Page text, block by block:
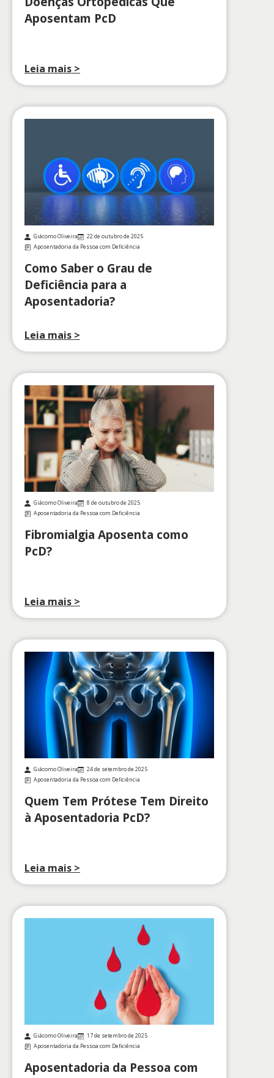
Aposentam PcD
Leia mais >
Giácomo Oliveira
22 de outubro de 2025
Aposentadoria da Pessoa com Deficiência
Como Saber o Grau de
Deficiência para a
Aposentadoria?
Leia mais >
Giácomo Oliveira
8 de outubro de 2025
Aposentadoria da Pessoa com Deficiência
Fibromialgia Aposenta como
PcD?
Leia mais >
Giácomo Oliveira
24 de setembro de 2025
Aposentadoria da Pessoa com Deficiência
Quem Tem Prótese Tem Direito
à Aposentadoria PcD?
Leia mais >
Giácomo Oliveira
17 de setembro de 2025
Aposentadoria da Pessoa com Deficiência
Aposentadoria da Pessoa com